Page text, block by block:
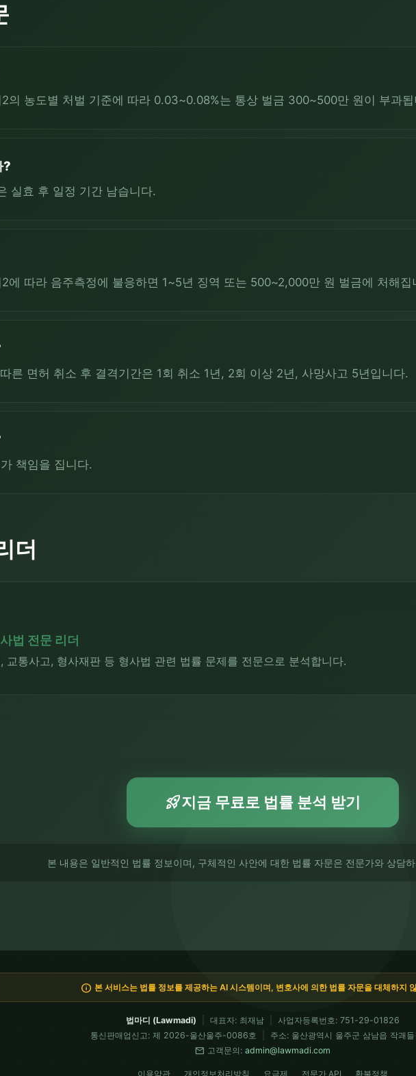
의 농도별 처벌 기준에 따라 0.03~0.08%는 통상 벌금 300~500만 원이 부과
?
실효 후 일정 기간 남습니다.
에 따라 음주측정에 불응하면 1~5년 징역 또는 500~2,000만 원 벌금에 처해집
른 면허 취소 후 결격기간은 1회 취소 1년, 2회 이상 2년, 사망사고 5년입니다.
책임을 집니다.
더
법 전문 리더
교통사고, 형사재판 등 형사법 관련 법률 문제를 전문으로 분석합니다.
rocket_launch지금 무료로 법률 분석 받기
본 내용은 일반적인 법률 정보이며, 구체적인 사안에 대한 법률 자문은 전문가와 상담
info 본 서비스는 법률 정보를 제공하는 AI 시스템이며, 변호사에 의한 법률 자문을 대체하지
법마디 (Lawmadi) 대표자: 최재남
사업자등록번호: 751-29-01826
통신판매업신고: 제 2026-울산울주-0086호
주소: 울산광역시 울주군 삼남읍 작괘
mail 고객문의: admin@lawmadi.com
이용약관 개인정보처리방침 요금제 전문가 API 환불정책